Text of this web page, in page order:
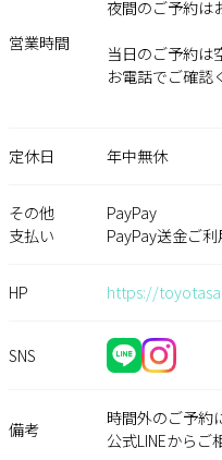
営業時間
夜間のご予約は
当日のご予約は
お電話でご確認
定休日 年中無休
その他
支払い
PayPay
PayPay送金ご利
HP https://
SNS
備考
時間外のご予約
公式LINEからご